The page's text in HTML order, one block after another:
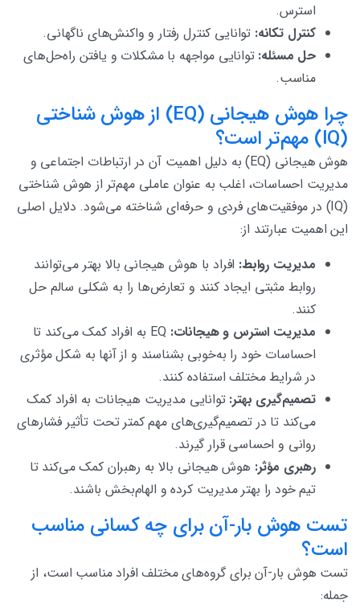
استرس.
کنترل تکانه: توانایی کنترل رفتار و واکنش‌های ناگهانی.
حل مسئله: توانایی مواجهه با مشکلات و یافتن راه‌حل‌های
مناسب.
چرا هوش هیجانی (EQ) از هوش شناختی
(IQ) مهم‌تر است؟
هوش هیجانی (EQ) به دلیل اهمیت آن در ارتباطات اجتماعی و
مدیریت احساسات، اغلب به عنوان عاملی مهم‌تر از هوش شناختی
(IQ) در موفقیت‌های فردی و حرفه‌ای شناخته می‌شود. دلایل اصلی
این اهمیت عبارتند از:
مدیریت روابط: افراد با هوش هیجانی بالا بهتر می‌توانند
روابط مثبتی ایجاد کنند و تعارض‌ها را به شکلی سالم حل
کنند.
مدیریت استرس و هیجانات:
EQ به افراد کمک می‌کند تا
احساسات خود را به‌خوبی بشناسند و از آنها به شکل مؤثری
در شرایط مختلف استفاده کنند.
تصمیم‌گیری بهتر: توانایی مدیریت هیجانات به افراد کمک
می‌کند تا در تصمیم‌گیری‌های مهم کمتر تحت تأثیر فشارهای
روانی و احساسی قرار گیرند.
رهبری مؤثر: هوش هیجانی بالا به رهبران کمک می‌کند تا
تیم خود را بهتر مدیریت کرده و الهام‌بخش باشند.
تست هوش بار-آن برای چه کسانی مناسب
است؟
تست هوش بار-آن برای گروه‌های مختلف افراد مناسب است، از
جمله: